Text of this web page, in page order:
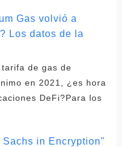
Gas volvió a
Los datos de la
de gas de
en 2021, ¿es hora
DeFi?Para los
in Encryption"